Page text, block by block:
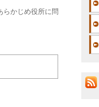
らかじめ役所に問